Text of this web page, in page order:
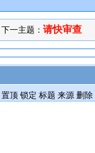
下一主题： 请快审查
置顶 锁定 标题 来源 删除